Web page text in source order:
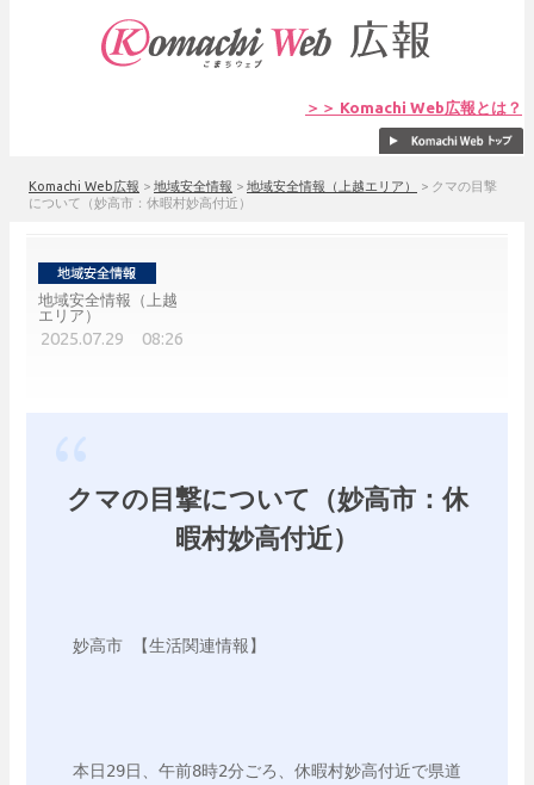
＞＞ Komachi Web広報とは？
Komachi Web広報 > 地域安全情報 > 地域安全情報（上越エリア） > クマの目撃
について（妙高市：休暇村妙高付近）
地域安全情報（上越
エリア）
2025.07.29 08:26
クマの目撃について（妙高市：休
暇村妙高付近）
妙高市 【生活関連情報】
本日29日、午前8時2分ごろ、休暇村妙高付近で県道